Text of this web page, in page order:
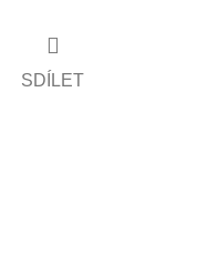
SDÍLET